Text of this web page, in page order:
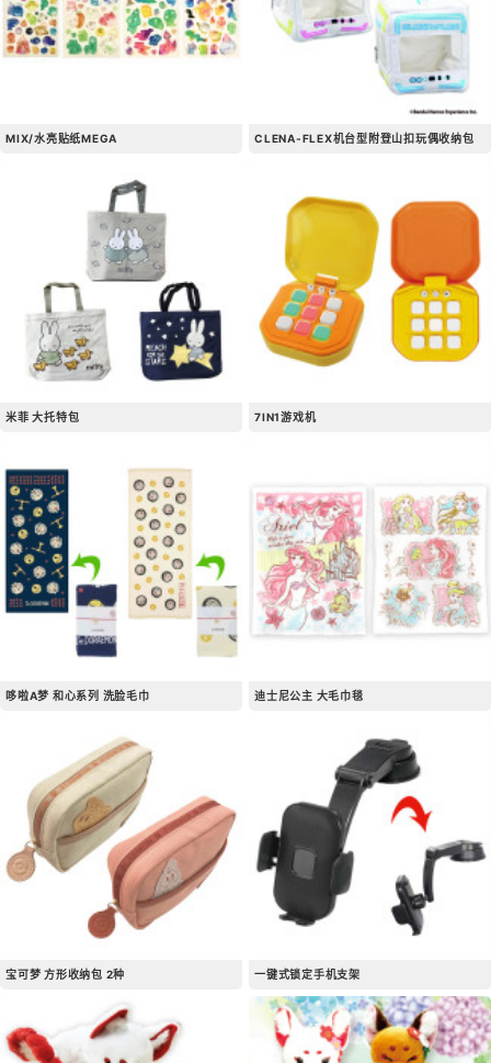
MIX/水亮贴纸MEGA CLENA-FLEX机台型​​附登山扣玩偶收纳包
米菲 大托特包 7IN1游戏机
哆啦A梦 和心系列 洗脸毛巾 迪士尼公主 大毛巾毯
宝可梦 方形收纳包 2种 一键式锁定手机支架